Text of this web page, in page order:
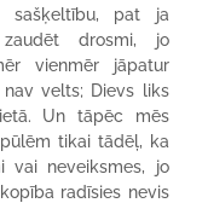
sašķeltību, pat ja
zaudēt drosmi, jo
vienmēr jāpatur
velts; Dievs liks
Un tāpēc mēs
tikai tādēļ, ka
vai neveiksmes, jo
radīsies nevis